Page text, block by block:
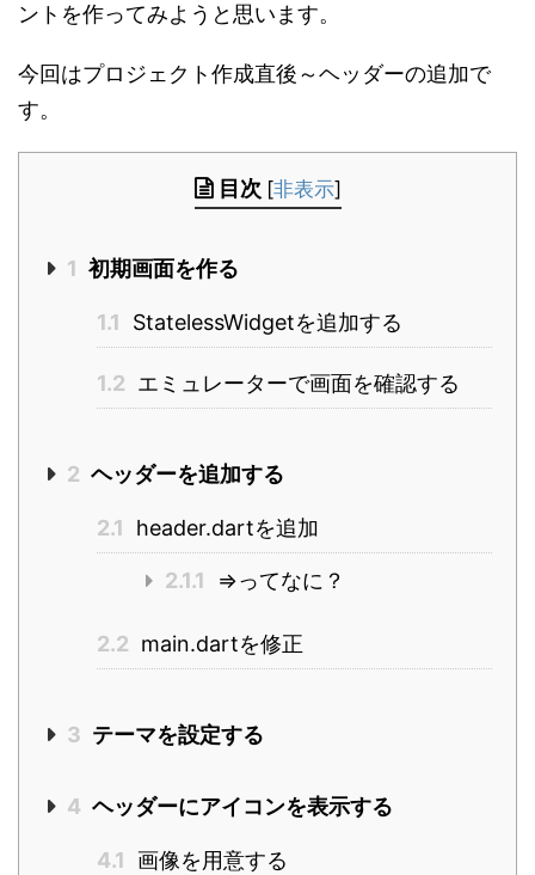
ントを作ってみようと思います。
今回はプロジェクト作成直後～ヘッダーの追加で
す。
目次 [非表示]
1 初期画面を作る
1.1 StatelessWidgetを追加する
1.2 エミュレーターで画面を確認する
2 ヘッダーを追加する
2.1 header.dartを追加
2.1.1 =>ってなに？
2.2 main.dartを修正
3 テーマを設定する
4 ヘッダーにアイコンを表示する
4.1 画像を用意する